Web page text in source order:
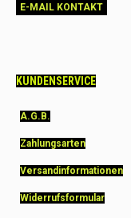
E-MAIL KONTAKT
KUNDENSERVICE
A.G.B.
Zahlungsarten
Versandinformationen
Widerrufsformular